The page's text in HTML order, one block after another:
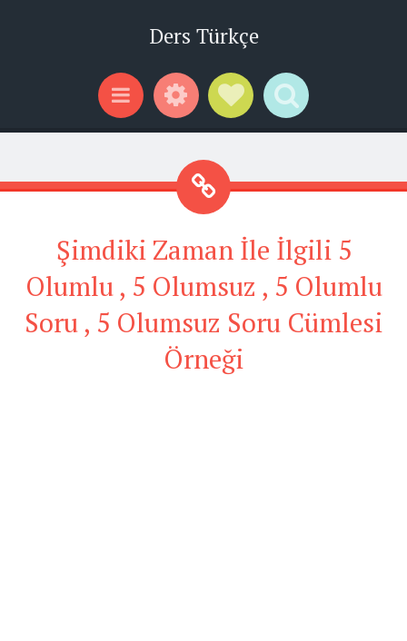
Ders Türkçe
Menu WidgetsSocial Links
Search
Şimdiki Zaman İle İlgili 5
Olumlu , 5 Olumsuz , 5 Olumlu
Soru , 5 Olumsuz Soru Cümlesi
Örneği